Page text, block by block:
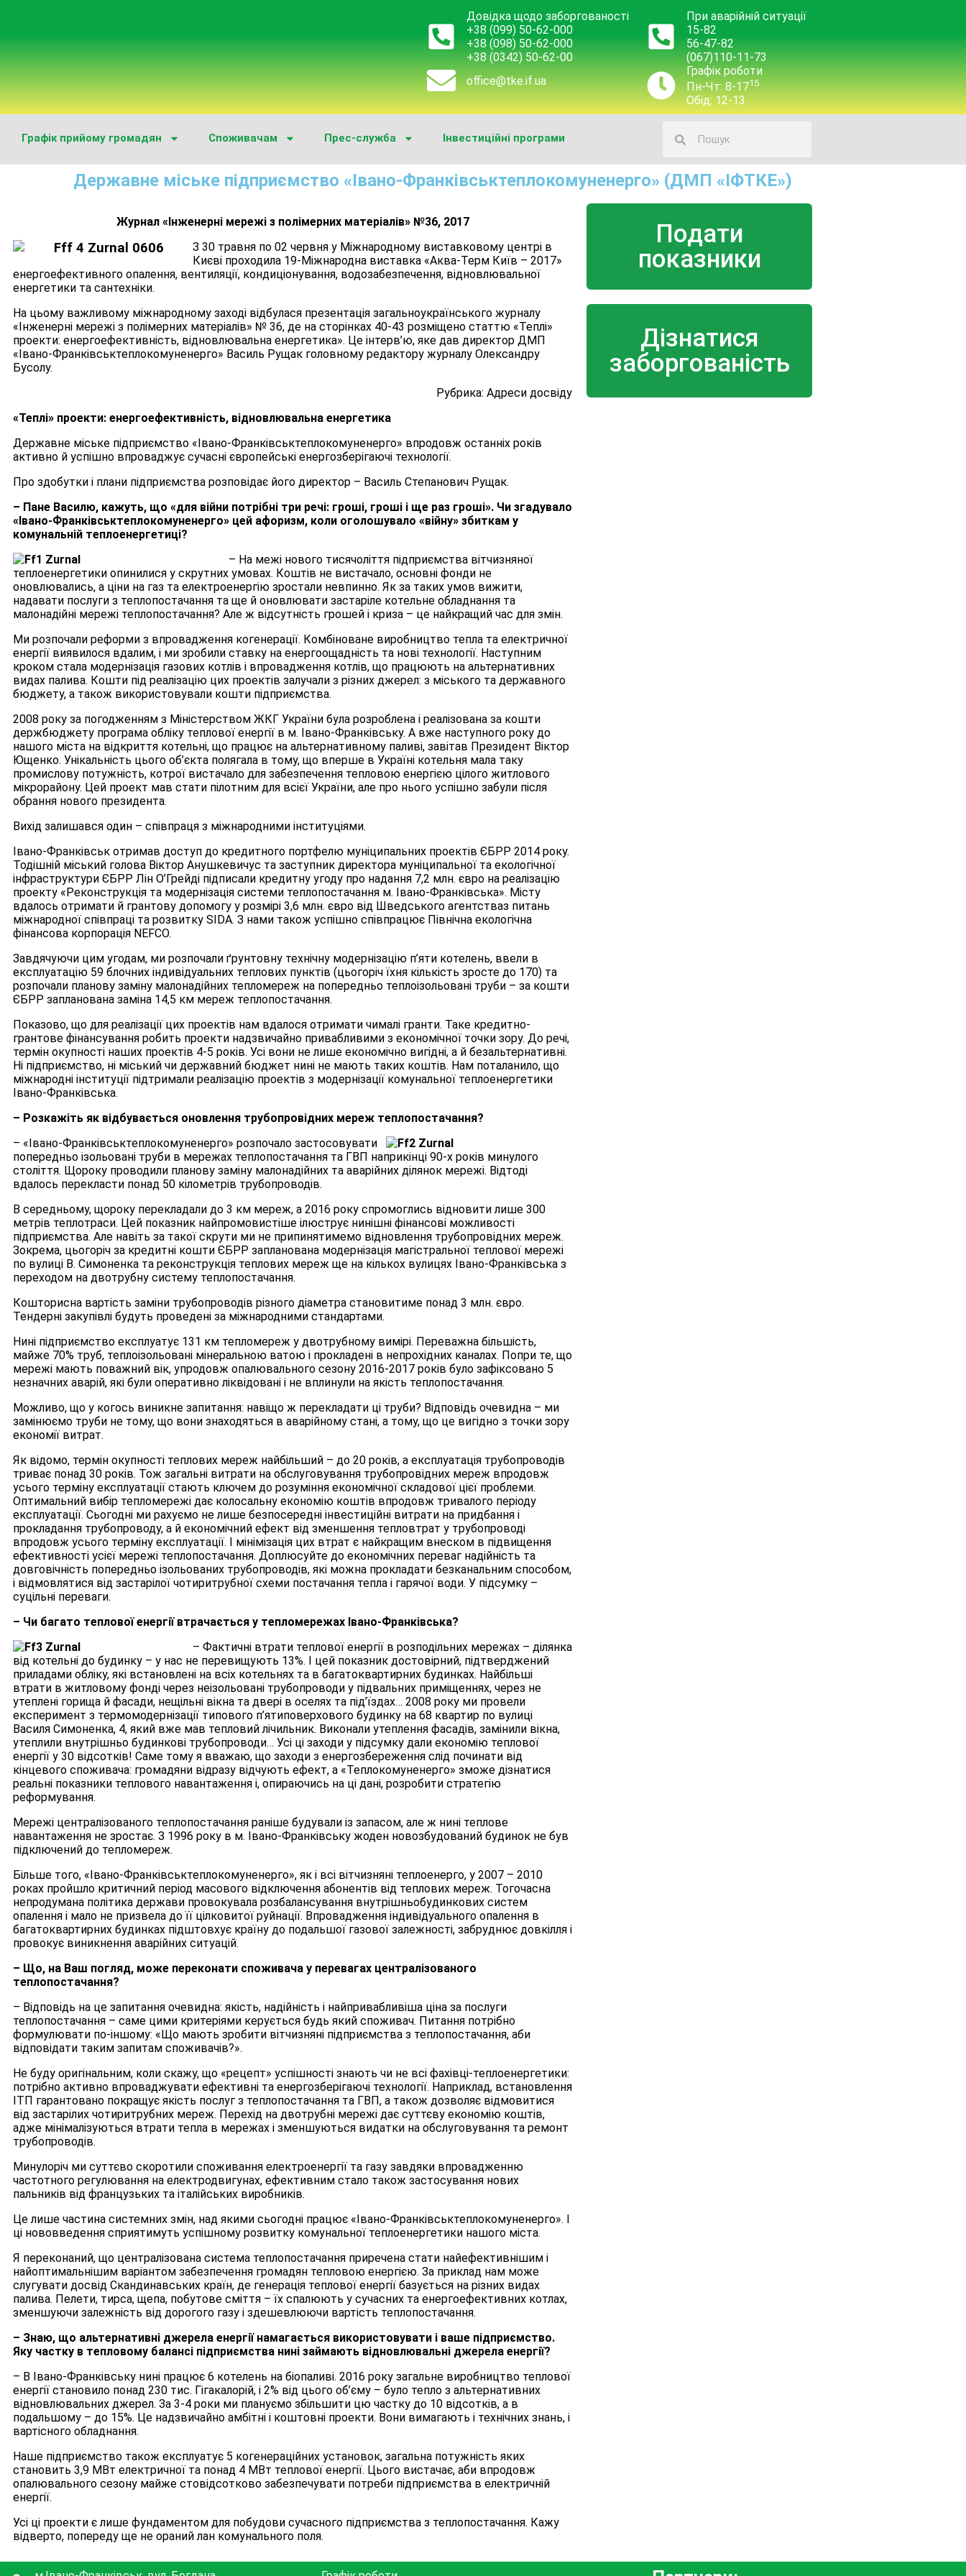
Довідка щодо заборгованості
+38 (099) 50-62-000
+38 (098) 50-62-000
+38 (0342) 50-62-00
office@tke.if.ua
При аварійній ситуації
15-82
56-47-82
(067)110-11-73
Графік роботи
Пн-Чт: 8-1715
Обід: 12-13
Графік прийому громадян Споживачам Прес-служба Інвестиційні програми
Державне міське підприємство «Івано-Франківськтеплокомуненерго» (ДМП «ІФТКЕ»)
Журнал «Інженерні мережі з полімерних матеріалів» №36, 2017
З 30 травня по 02 червня у Міжнародному виставковому центрі в
Києві проходила 19-Міжнародна виставка «Аква-Терм Київ – 2017»
енергоефективного опалення, вентиляції, кондиціонування, водозабезпечення, відновлювальної
енергетики та сантехніки.
На цьому важливому міжнародному заході відбулася презентація загальноукраїнського журналу
«Інженерні мережі з полімерних матеріалів» № 36, де на сторінках 40-43 розміщено статтю «Теплі»
проекти: енергоефективність, відновлювальна енергетика». Це інтерв’ю, яке дав директор ДМП
«Івано-Франківськтеплокомуненерго» Василь Рущак головному редактору журналу Олександру
Бусолу.
Рубрика: Адреси досвіду
«Теплі» проекти: енергоефективність, відновлювальна енергетика
Державне міське підприємство «Івано-Франківськтеплокомуненерго» впродовж останніх років
активно й успішно впроваджує сучасні європейські енергозберігаючі технології.
Про здобутки і плани підприємства розповідає його директор – Василь Степанович Рущак.
– Пане Василю, кажуть, що «для війни потрібні три речі: гроші, гроші і ще раз гроші». Чи згадувало
«Івано-Франківськтеплокомуненерго» цей афоризм, коли оголошувало «війну» збиткам у
комунальній теплоенергетиці?
– На межі нового тисячоліття підприємства вітчизняної
теплоенергетики опинилися у скрутних умовах. Коштів не вистачало, основні фонди не
оновлювались, а ціни на газ та електроенергію зростали невпинно. Як за таких умов вижити,
надавати послуги з теплопостачання та ще й оновлювати застаріле котельне обладнання та
малонадійні мережі теплопостачання? Але ж відсутність грошей і криза – це найкращий час для змін.
Ми розпочали реформи з впровадження когенерації. Комбіноване виробництво тепла та електричної
енергії виявилося вдалим, і ми зробили ставку на енергоощадність та нові технології. Наступним
кроком стала модернізація газових котлів і впровадження котлів, що працюють на альтернативних
видах палива. Кошти під реалізацію цих проектів залучали з різних джерел: з міського та державного
бюджету, а також використовували кошти підприємства.
2008 року за погодженням з Міністерством ЖКГ України була розроблена і реалізована за кошти
держбюджету програма обліку теплової енергії в м. Івано-Франківську. А вже наступного року до
нашого міста на відкриття котельні, що працює на альтернативному паливі, завітав Президент Віктор
Ющенко. Унікальність цього об’єкта полягала в тому, що вперше в Україні котельня мала таку
промислову потужність, котрої вистачало для забезпечення тепловою енергією цілого житлового
мікрорайону. Цей проект мав стати пілотним для всієї України, але про нього успішно забули після
обрання нового президента.
Вихід залишався один – співпраця з міжнародними інституціями.
Івано-Франківськ отримав доступ до кредитного портфелю муніципальних проектів ЄБРР 2014 року.
Тодішній міський голова Віктор Анушкевичус та заступник директора муніципальної та екологічної
інфраструктури ЄБРР Лін О’Грейді підписали кредитну угоду про надання 7,2 млн. євро на реалізацію
проекту «Реконструкція та модернізація системи теплопостачання м. Івано-Франківська». Місту
вдалось отримати й грантову допомогу у розмірі 3,6 млн. євро від Шведського агентстваз питань
міжнародної співпраці та розвитку SIDA. З нами також успішно співпрацює Північна екологічна
фінансова корпорація NEFСO.
Завдячуючи цим угодам, ми розпочали ґрунтовну технічну модернізацію п’яти котелень, ввели в
експлуатацію 59 блочних індивідуальних теплових пунктів (цьогоріч їхня кількість зросте до 170) та
розпочали планову заміну малонадійних тепломереж на попередньо теплоізольовані труби – за кошти
ЄБРР запланована заміна 14,5 км мереж теплопостачання.
Показово, що для реалізації цих проектів нам вдалося отримати чималі гранти. Таке кредитно-
грантове фінансування робить проекти надзвичайно привабливими з економічної точки зору. До речі,
термін окупності наших проектів 4-5 років. Усі вони не лише економічно вигідні, а й безальтернативні.
Ні підприємство, ні міський чи державний бюджет нині не мають таких коштів. Нам поталанило, що
міжнародні інституції підтримали реалізацію проектів з модернізації комунальної теплоенергетики
Івано-Франківська.
– Розкажіть як відбувається оновлення трубопровідних мереж теплопостачання?
– «Івано-Франківськтеплокомуненерго» розпочало застосовувати
попередньо ізольовані труби в мережах теплопостачання та ГВП наприкінці 90-х років минулого
століття. Щороку проводили планову заміну малонадійних та аварійних ділянок мережі. Відтоді
вдалось перекласти понад 50 кілометрів трубопроводів.
В середньому, щороку перекладали до 3 км мереж, а 2016 року спромоглись відновити лише 300
метрів теплотраси. Цей показник найпромовистіше ілюструє нинішні фінансові можливості
підприємства. Але навіть за такої скрути ми не припинятимемо відновлення трубопровідних мереж.
Зокрема, цьогоріч за кредитні кошти ЄБРР запланована модернізація магістральної теплової мережі
по вулиці В. Симоненка та реконструкція теплових мереж ще на кількох вулицях Івано-Франківська з
переходом на двотрубну систему теплопостачання.
Кошторисна вартість заміни трубопроводів різного діаметра становитиме понад 3 млн. євро.
Тендерні закупівлі будуть проведені за міжнародними стандартами.
Нині підприємство експлуатує 131 км тепломереж у двотрубному вимірі. Переважна більшість,
майже 70% труб, теплоізольовані мінеральною ватою і прокладені в непрохідних каналах. Попри те, що
мережі мають поважний вік, упродовж опалювального сезону 2016-2017 років було зафіксовано 5
незначних аварій, які були оперативно ліквідовані і не вплинули на якість теплопостачання.
Можливо, що у когось виникне запитання: навіщо ж перекладати ці труби? Відповідь очевидна – ми
замінюємо труби не тому, що вони знаходяться в аварійному стані, а тому, що це вигідно з точки зору
економії витрат.
Як відомо, термін окупності теплових мереж найбільший – до 20 років, а експлуатація трубопроводів
триває понад 30 років. Тож загальні витрати на обслуговування трубопровідних мереж впродовж
усього терміну експлуатації стають ключем до розуміння економічної складової цієї проблеми.
Оптимальний вибір тепломережі дає колосальну економію коштів впродовж тривалого періоду
експлуатації. Сьогодні ми рахуємо не лише безпосередні інвестиційні витрати на придбання і
прокладання трубопроводу, а й економічний ефект від зменшення тепловтрат у трубопроводі
впродовж усього терміну експлуатації. І мінімізація цих втрат є найкращим внеском в підвищення
ефективності усієї мережі теплопостачання. Доплюсуйте до економічних переваг надійність та
довговічність попередньо ізольованих трубопроводів, які можна прокладати безканальним способом,
і відмовлятися від застарілої чотиритрубної схеми постачання тепла і гарячої води. У підсумку –
суцільні переваги.
– Чи багато теплової енергії втрачається у тепломережах Івано-Франківська?
– Фактичні втрати теплової енергії в розподільних мережах – ділянка
від котельні до будинку – у нас не перевищують 13%. І цей показник достовірний, підтверджений
приладами обліку, які встановлені на всіх котельнях та в багатоквартирних будинках. Найбільші
втрати в житловому фонді через неізольовані трубопроводи у підвальних приміщеннях, через не
утеплені горища й фасади, нещільні вікна та двері в оселях та під’їздах… 2008 року ми провели
експеримент з термомодернізації типового п’ятиповерхового будинку на 68 квартир по вулиці
Василя Симоненка, 4, який вже мав тепловий лічильник. Виконали утеплення фасадів, замінили вікна,
утеплили внутрішньо будинкові трубопроводи… Усі ці заходи у підсумку дали економію теплової
енергії у 30 відсотків! Саме тому я вважаю, що заходи з енергозбереження слід починати від
кінцевого споживача: громадяни відразу відчують ефект, а «Теплокомуненерго» зможе дізнатися
реальні показники теплового навантаження і, опираючись на ці дані, розробити стратегію
реформування.
Мережі централізованого теплопостачання раніше будували із запасом, але ж нині теплове
навантаження не зростає. З 1996 року в м. Івано-Франківську жоден новозбудований будинок не був
підключений до тепломереж.
Більше того, «Івано-Франківськтеплокомуненерго», як і всі вітчизняні теплоенерго, у 2007 – 2010
роках пройшло критичний період масового відключення абонентів від теплових мереж. Тогочасна
непродумана політика держави провокувала розбалансування внутрішньобудинкових систем
опалення і мало не призвела до її цілковитої руйнації. Впровадження індивідуального опалення в
багатоквартирних будинках підштовхує країну до подальшої газової залежності, забруднює довкілля і
провокує виникнення аварійних ситуацій.
– Що, на Ваш погляд, може переконати споживача у перевагах централізованого
теплопостачання?
– Відповідь на це запитання очевидна: якість, надійність і найпривабливіша ціна за послуги
теплопостачання – саме цими критеріями керується будь який споживач. Питання потрібно
формулювати по-іншому: «Що мають зробити вітчизняні підприємства з теплопостачання, аби
відповідати таким запитам споживачів?».
Не буду оригінальним, коли скажу, що «рецепт» успішності знають чи не всі фахівці-теплоенергетики:
потрібно активно впроваджувати ефективні та енергозберігаючі технології. Наприклад, встановлення
ІТП гарантовано покращує якість послуг з теплопостачання та ГВП, а також дозволяє відмовитися
від застарілих чотиритрубних мереж. Перехід на двотрубні мережі дає суттєву економію коштів,
адже мінімалізуються втрати тепла в мережах і зменшуються видатки на обслуговування та ремонт
трубопроводів.
Минулоріч ми суттєво скоротили споживання електроенергії та газу завдяки впровадженню
частотного регулювання на електродвигунах, ефективним стало також застосування нових
пальників від французьких та італійських виробників.
Це лише частина системних змін, над якими сьогодні працює «Івано-Франківськтеплокомуненерго». І
ці нововведення сприятимуть успішному розвитку комунальної теплоенергетики нашого міста.
Я переконаний, що централізована система теплопостачання приречена стати найефективнішим і
найоптимальнішим варіантом забезпечення громадян тепловою енергією. За приклад нам може
слугувати досвід Скандинавських країн, де генерація теплової енергії базується на різних видах
палива. Пелети, тирса, щепа, побутове сміття – їх спалюють у сучасних та енергоефективних котлах,
зменшуючи залежність від дорогого газу і здешевлюючи вартість теплопостачання.
– Знаю, що альтернативні джерела енергії намагається використовувати і ваше підприємство.
Яку частку в тепловому балансі підприємства нині займають відновлювальні джерела енергії?
– В Івано-Франківську нині працює 6 котелень на біопаливі. 2016 року загальне виробництво теплової
енергії становило понад 230 тис. Гігакалорій, і 2% від цього об’єму – було тепло з альтернативних
відновлювальних джерел. За 3-4 роки ми плануємо збільшити цю частку до 10 відсотків, а в
подальшому – до 15%. Це надзвичайно амбітні і коштовні проекти. Вони вимагають і технічних знань, і
вартісного обладнання.
Наше підприємство також експлуатує 5 когенераційних установок, загальна потужність яких
становить 3,9 МВт електричної та понад 4 МВт теплової енергії. Цього вистачає, аби впродовж
опалювального сезону майже стовідсотково забезпечувати потреби підприємства в електричній
енергії.
Усі ці проекти є лише фундаментом для побудови сучасного підприємства з теплопостачання. Кажу
відверто, попереду ще не ораний лан комунального поля.
Подати
показники
Дізнатися
заборгованість